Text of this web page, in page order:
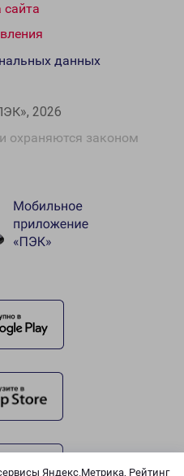
Яндекс.Метрика, Рейтинг
сайта
2026
охраняются законом
данных